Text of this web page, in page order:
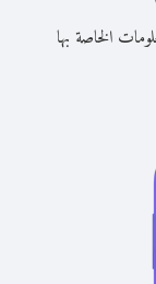
الخاصة بها